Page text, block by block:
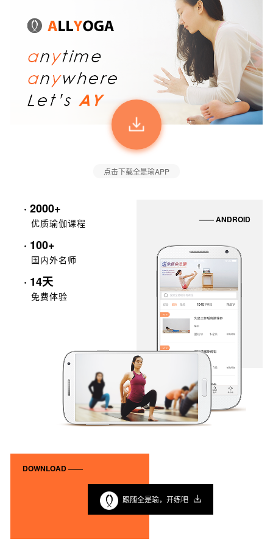
点击下载全是瑜APP
· 2000+
优质瑜伽课程
· 100+
国内外名师
· 14天
免费体验
—— ANDROID
DOWNLOAD ——
跟随全是瑜，开练吧